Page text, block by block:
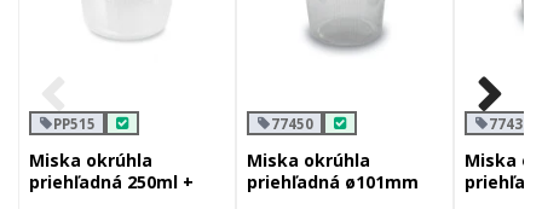
PP515
Miska okrúhla
priehľadná 250ml +
77450
Miska okrúhla
priehľadná ø101mm
77430
Miska